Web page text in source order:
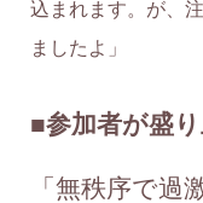
込まれます。が、
ましたよ」
■参加者が盛
「無秩序で過